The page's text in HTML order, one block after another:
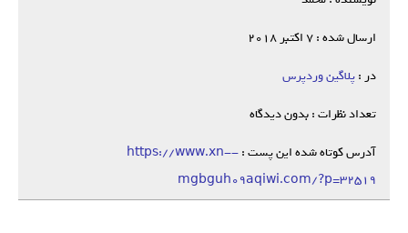
ارسال شده : 7 اکتبر 2018
در :پلاگین وردپرس
تعداد نظرات : بدون دیدگاه
آدرس کوتاه شده این پست :https://www.xn--
mgbguh09aqiwi.com/?p=32519